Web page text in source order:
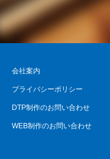
会社案内
プライバシーポリシー
DTP制作のお問い合わせ
WEB制作のお問い合わせ